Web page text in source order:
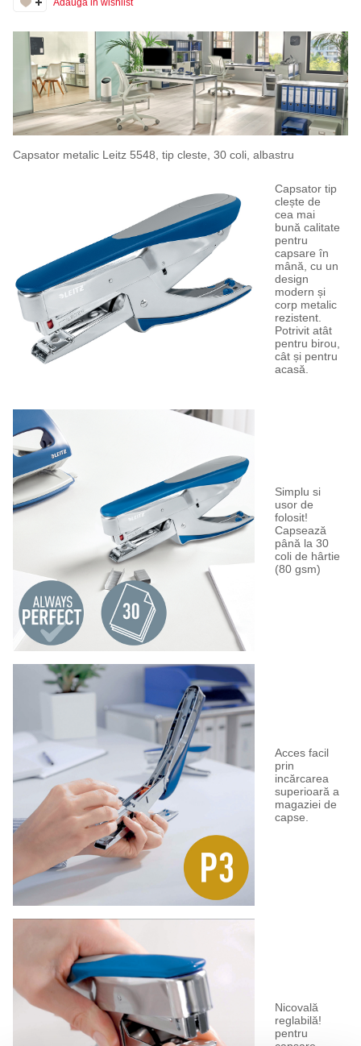
Adauga in wishlist
Capsator metalic Leitz 5548, tip cleste, 30 coli, albastru
Capsator tip
clește de
cea mai
bună calitate
pentru
capsare în
mână, cu un
design
modern și
corp metalic
rezistent.
Potrivit atât
pentru birou,
cât și pentru
acasă.
Simplu si
usor de
folosit!
Capsează
până la 30
coli de hârtie
(80 gsm)
Acces facil
prin
incărcarea
superioară a
magaziei de
capse.
Nicovală
reglabilă!
pentru